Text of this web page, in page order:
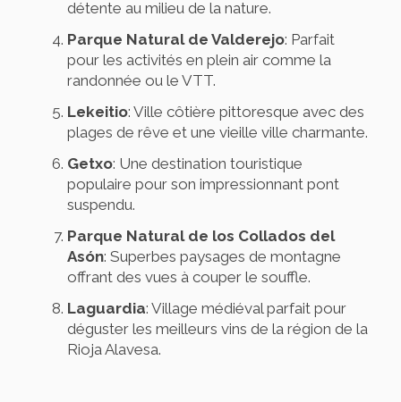
détente au milieu de la nature.
Parque Natural de Valderejo: Parfait
pour les activités en plein air comme la
randonnée ou le VTT.
Lekeitio: Ville côtière pittoresque avec des
plages de rêve et une vieille ville charmante.
Getxo: Une destination touristique
populaire pour son impressionnant pont
suspendu.
Parque Natural de los Collados del
Asón: Superbes paysages de montagne
offrant des vues à couper le souffle.
Laguardia: Village médiéval parfait pour
déguster les meilleurs vins de la région de la
Rioja Alavesa.